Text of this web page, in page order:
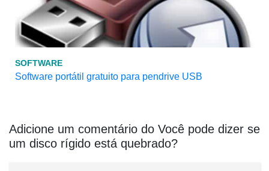
SOFTWARE
Software portátil gratuito para pendrive USB
Adicione um comentário do Você pode dizer se
um disco rígido está quebrado?